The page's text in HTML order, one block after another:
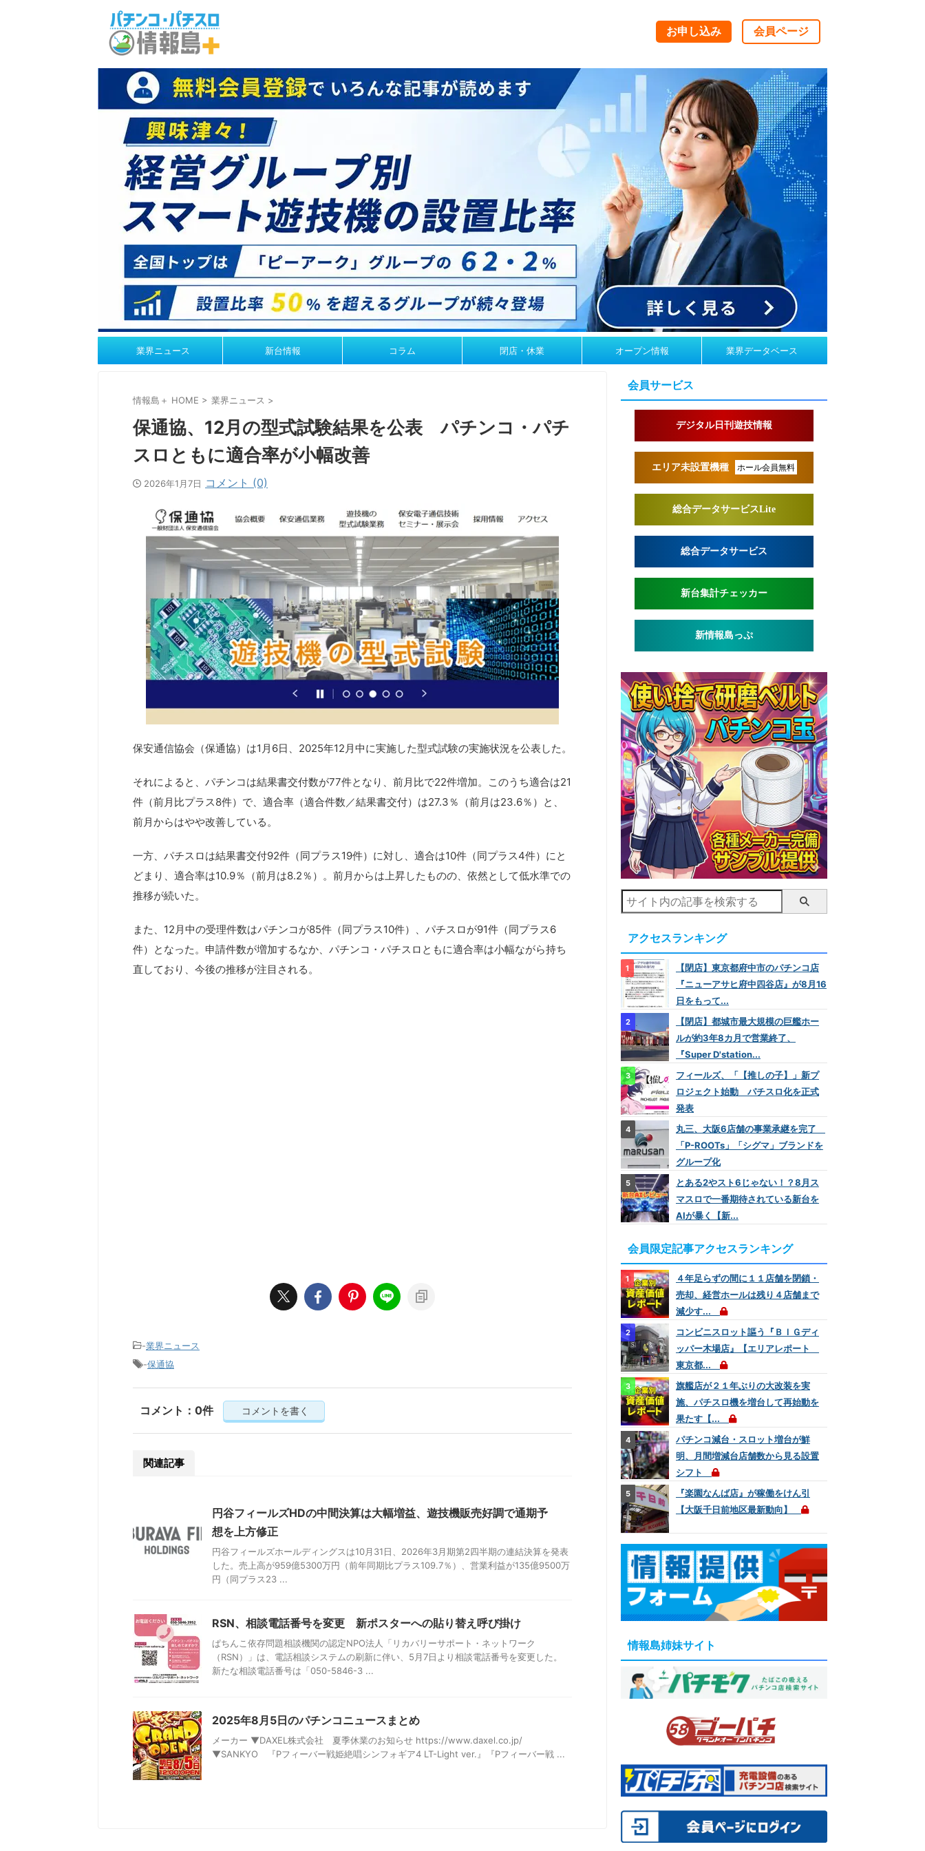
お申し込み 会員ページ
業界ニュース 新台情報 コラム 閉店・休業 オープン情報 業界データベース
情報島＋ HOME > 業界ニュース >
保通協、12月の型式試験結果を公表 パチンコ・パチ
スロともに適合率が小幅改善
2026年1月7日 コメント (0)
保安通信協会（保通協）は1月6日、2025年12月中に実施した型式試験の実施状況を公表した。
それによると、パチンコは結果書交付数が77件となり、前月比で22件増加。このうち適合は21
件（前月比プラス8件）で、適合率（適合件数／結果書交付）は27.3％（前月は23.6％）と、
前月からはやや改善している。
一方、パチスロは結果書交付92件（同プラス19件）に対し、適合は10件（同プラス4件）にと
どまり、適合率は10.9％（前月は8.2％）。前月からは上昇したものの、依然として低水準での
推移が続いた。
また、12月中の受理件数はパチンコが85件（同プラス10件）、パチスロが91件（同プラス6
件）となった。申請件数が増加するなか、パチンコ・パチスロともに適合率は小幅ながら持ち
直しており、今後の推移が注目される。
-業界ニュース
-保通協
コメント：0件 コメントを書く
関連記事
円谷フィールズHDの中間決算は大幅増益、遊技機販売好調で通期予
想を上方修正
円谷フィールズホールディングスは10月31日、2026年3月期第2四半期の連結決算を発表
した。売上高が959億5300万円（前年同期比プラス109.7％）、営業利益が135億9500万
円（同プラス23 ...
RSN、相談電話番号を変更 新ポスターへの貼り替え呼び掛け
ぱちんこ依存問題相談機関の認定NPO法人「リカバリーサポート・ネットワーク
（RSN）」は、電話相談システムの刷新に伴い、5月7日より相談電話番号を変更した。
新たな相談電話番号は「050-5846-3 ...
2025年8月5日のパチンコニュースまとめ
メーカー ▼DAXEL株式会社 夏季休業のお知らせ https://www.daxel.co.jp/
▼SANKYO 『Pフィーバー戦姫絶唱シンフォギア4 LT-Light ver.』『Pフィーバー戦 ...
会員サービス
デジタル日刊遊技情報
エリア未設置機種 ホール会員無料
総合データサービスLite
総合データサービス
新台集計チェッカー
新情報島っぷ
アクセスランキング
【閉店】東京都府中市のパチンコ店
『ニューアサヒ府中四谷店』が8月16
日をもって...
【閉店】都城市最大規模の巨艦ホー
ルが約3年8カ月で営業終了、
『Super D'station...
フィールズ、「【推しの子】」新プ
ロジェクト始動 パチスロ化を正式
発表
丸三、大阪6店舗の事業承継を完了
「P-ROOTs」「シグマ」ブランドを
グループ化
とある2やスト6じゃない！？8月ス
マスロで一番期待されている新台を
AIが暴く【新...
会員限定記事アクセスランキング
４年足らずの間に１１店舗を閉鎖・
売却、経営ホールは残り４店舗まで
減少す...
コンビニスロット謳う『ＢＩＧディ
ッパー木場店』【エリアレポート
東京都...
旗艦店が２１年ぶりの大改装を実
施、パチスロ機を増台して再始動を
果たす【...
パチンコ減台・スロット増台が鮮
明、月間増減台店舗数から見る設置
シフト
『楽園なんば店』が稼働をけん引
【大阪千日前地区最新動向】
情報島姉妹サイト